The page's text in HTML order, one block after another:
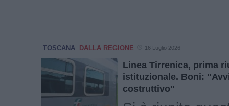
TOSCANA DALLA REGIONE 16 Luglio 2026
Linea Tirrenica, prima
istituzionale. Boni:
costruttivo"